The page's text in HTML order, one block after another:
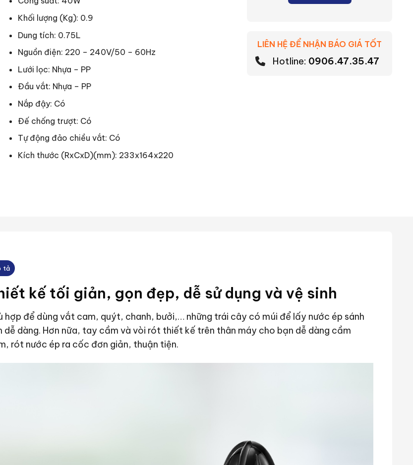
Khối lượng (Kg): 0.9
Dung tích: 0.75L
Nguồn điện: 220 – 240V/50 – 60Hz
Lưới lọc: Nhựa – PP
Đầu vắt: Nhựa – PP
Nắp đậy: Có
Đế chống trượt: Có
Tự động đảo chiều vắt: Có
Kích thước (RxCxD)(mm): 233x164x220
LIÊN HỆ ĐỂ NHẬN BÁO GIÁ TỐT
Hotline: 0906.47.35.47
tả
kế tối giản, gọn đẹp, dễ sử dụng và vệ sinh
hợp để dùng vắt cam, quýt, chanh, bưởi,… những trái cây có múi để lấy nước ép sánh
dễ dàng. Hơn nữa, tay cầm và vòi rót thiết kế trên thân máy cho bạn dễ dàng cầm
rót nước ép ra cốc đơn giản, thuận tiện.